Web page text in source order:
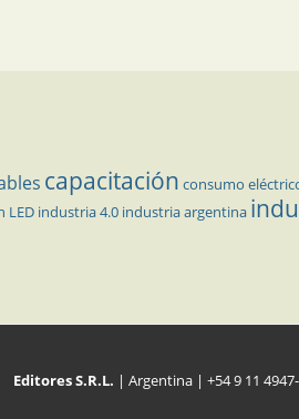
capacitación consumo
LED industria 4.0 industria argentina
Editores S.R.L. | Argentina | +54 9 11